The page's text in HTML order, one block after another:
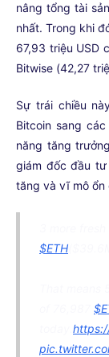
nâng tổng tài
nhất. Trong khi
67,93 triệu USD
Bitwise (42,27
Sự trái chiều
Bitcoin sang
năng tăng
giám đốc đầu tư
tăng và vĩ mô ổn
$ETH